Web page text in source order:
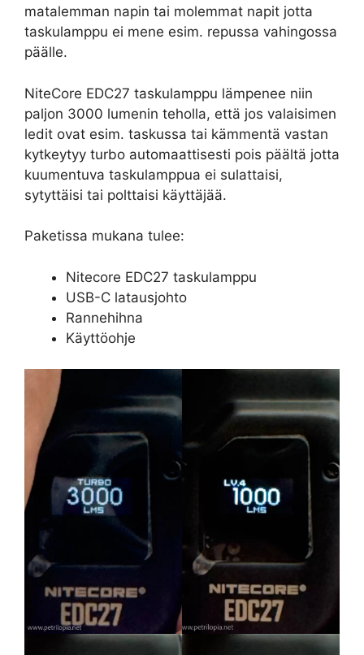
matalemman napin tai molemmat napit jotta
taskulamppu ei mene esim. repussa vahingossa
päälle.
NiteCore EDC27 taskulamppu lämpenee niin
paljon 3000 lumenin teholla, että jos valaisimen
ledit ovat esim. taskussa tai kämmentä vastan
kytkeytyy turbo automaattisesti pois päältä jotta
kuumentuva taskulamppua ei sulattaisi,
sytyttäisi tai polttaisi käyttäjää.
Paketissa mukana tulee:
Nitecore EDC27 taskulamppu
USB-C latausjohto
Rannehihna
Käyttöohje